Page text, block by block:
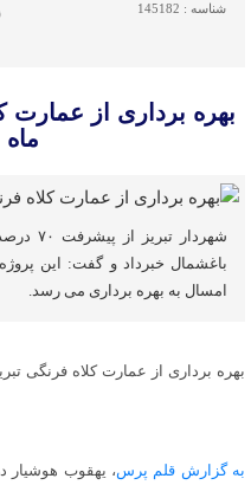
شناسه : 145182
بهره برداری از عمارت
باغشمال خبرداد و گفت: این
امسال به بهره برداری می رسد.
بهره برداری از عمارت کلاه فرنگی
به گزارش قلم پرس، یهقوب هوشیار